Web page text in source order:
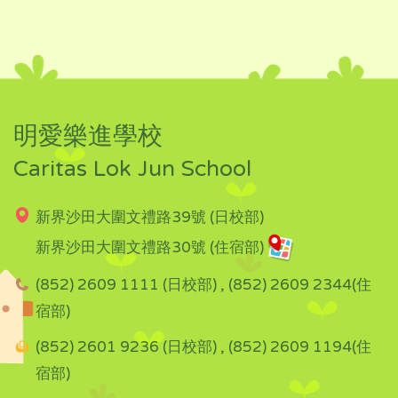
明愛樂進學校
Caritas Lok Jun School
新界沙田大圍文禮路39號 (日校部)
新界沙田大圍文禮路30號 (住宿部)
(852) 2609 1111 (日校部) , (852) 2609 2344(住
宿部)
(852) 2601 9236 (日校部) , (852) 2609 1194(住
宿部)